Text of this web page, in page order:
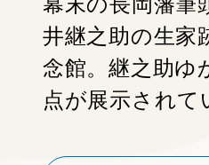
井継之助の生家
念館。継之助ゆ
点が展示されて